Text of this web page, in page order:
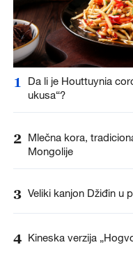
1
Da li je Houttuynia
ukusa“?
2 Mlečna kora,
Mongolije
3 Veliki kanjon Džiđin u
4 Kineska verzija